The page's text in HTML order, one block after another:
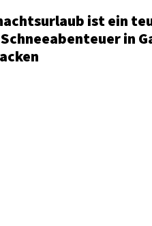
ist ein
in